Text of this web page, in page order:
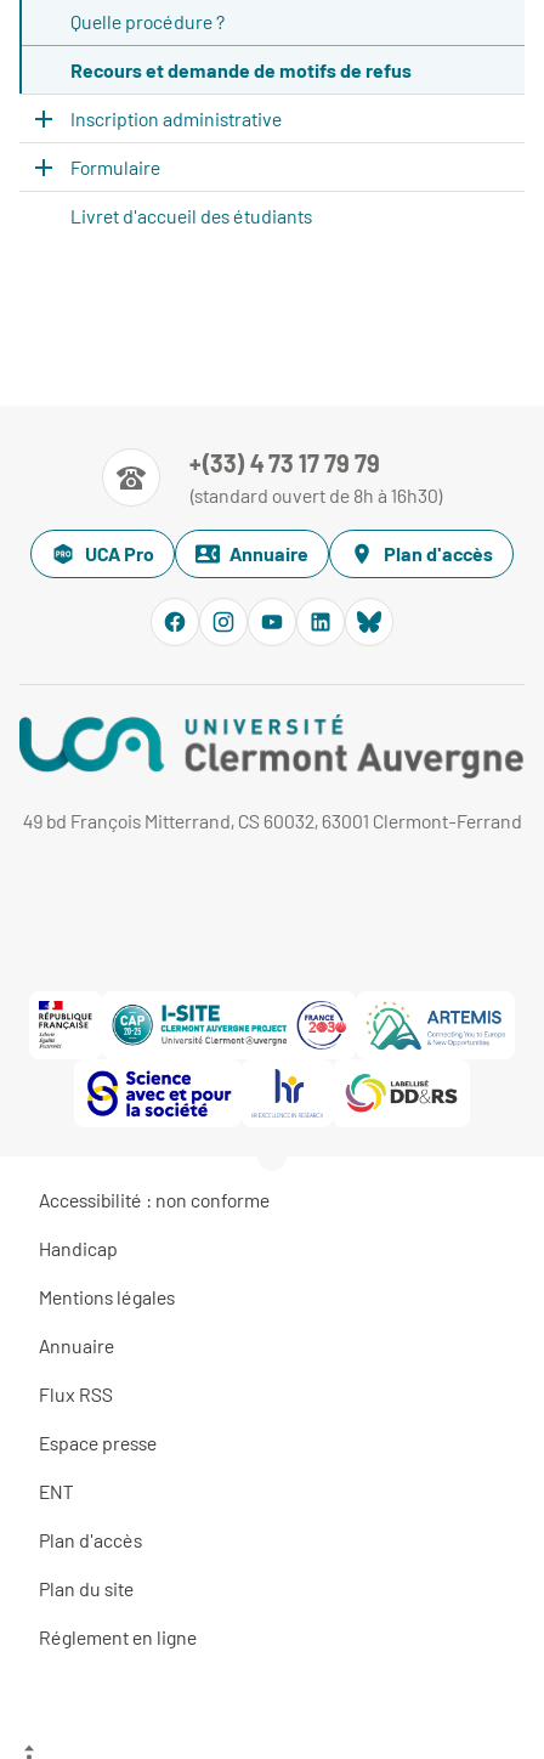
Quelle procédure ?
Recours et demande de motifs de refus
Inscription administrative
Formulaire
Livret d'accueil des étudiants
+(33) 4 73 17 79 79
(standard ouvert de 8h à 16h30)
UCA Pro Annuaire Plan d'accès
49 bd François Mitterrand, CS 60032, 63001 Clermont-Ferrand
Accessibilité : non conforme
Handicap
Mentions légales
Annuaire
Flux RSS
Espace presse
ENT
Plan d'accès
Plan du site
Réglement en ligne